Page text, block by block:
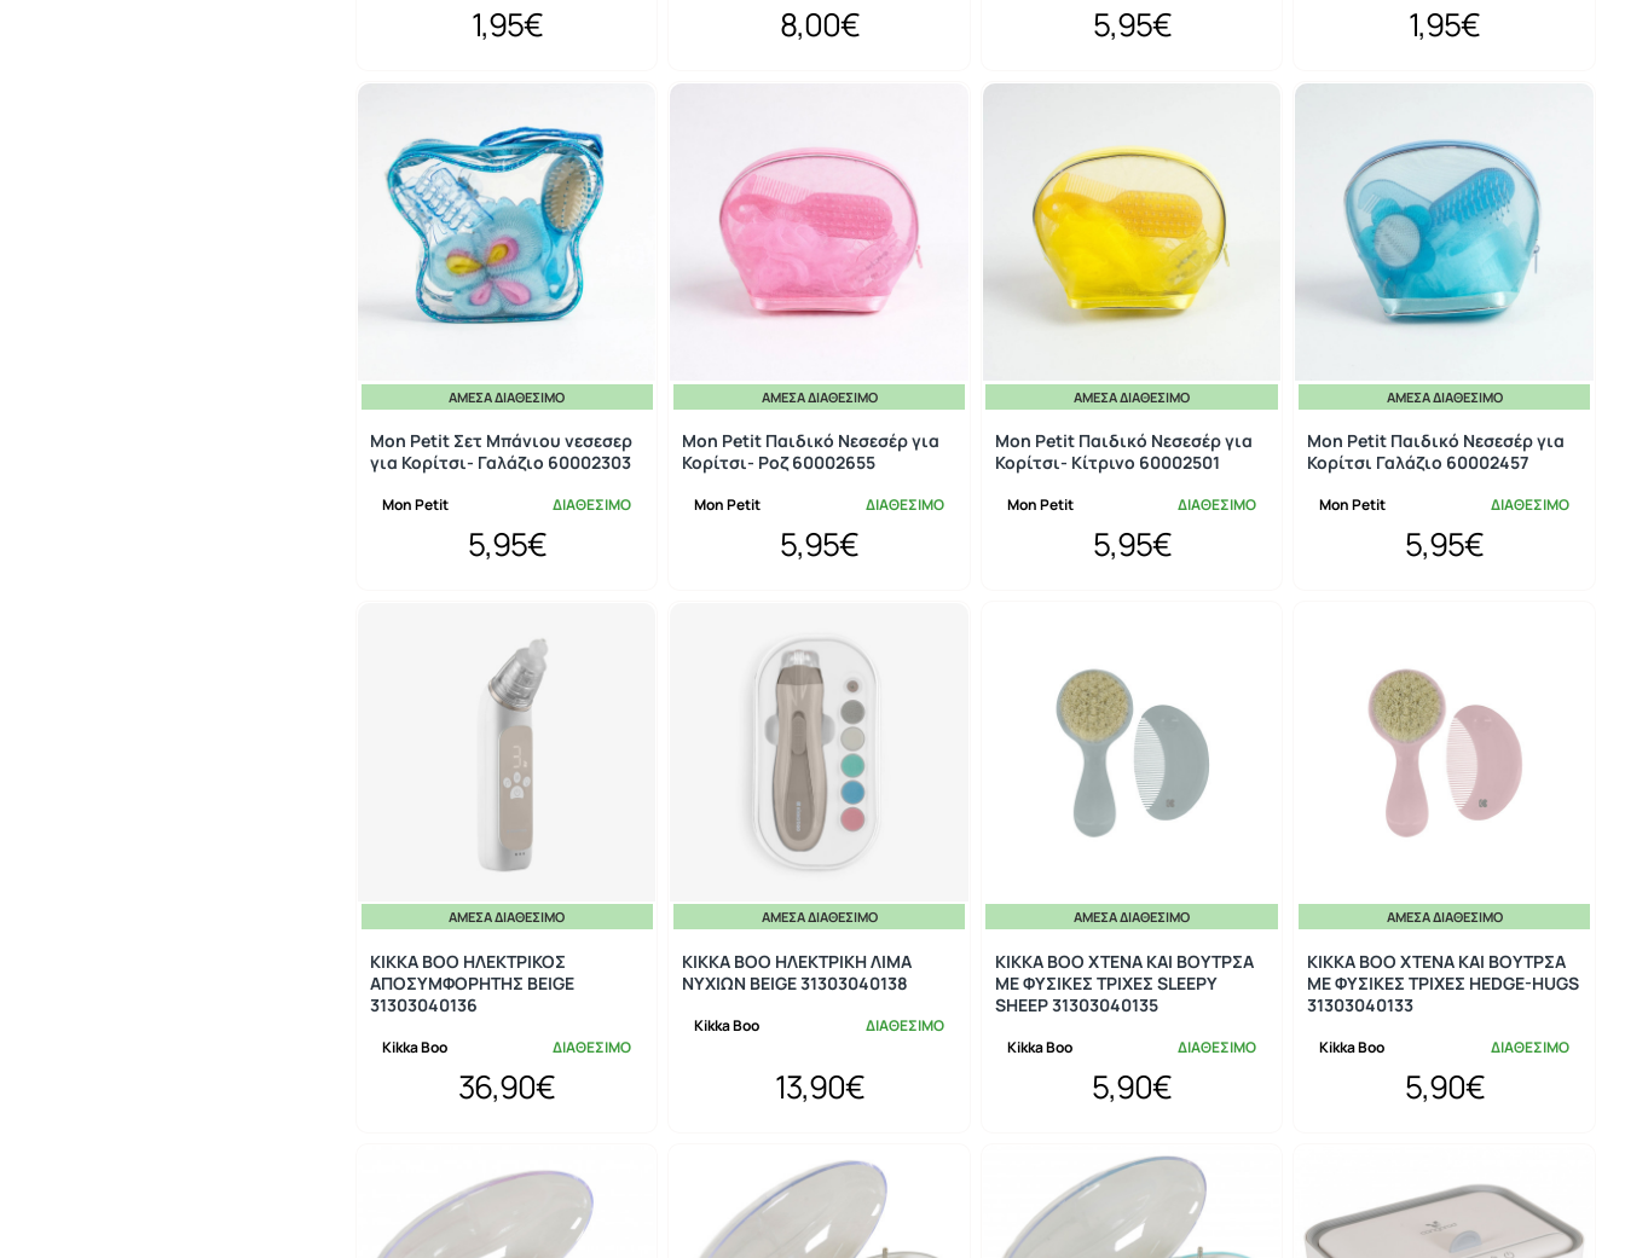
1,95€ 8,00€ 5,95€ 1,95€
ΆΜΕΣΑ ΔΙΑΘΈΣΙΜΟ
Mon Petit ΔΙΑΘΕΣΙΜΟ
Mon Petit Σετ Μπάνιου νεσεσερ
για Κορίτσι- Γαλάζιο 60002303
5,95€
ΆΜΕΣΑ ΔΙΑΘΈΣΙΜΟ
Mon Petit ΔΙΑΘΕΣΙΜΟ
Mon Petit Παιδικό Νεσεσέρ για
Κορίτσι- Ροζ 60002655
5,95€
ΆΜΕΣΑ ΔΙΑΘΈΣΙΜΟ
Mon Petit ΔΙΑΘΕΣΙΜΟ
Mon Petit Παιδικό Νεσεσέρ για
Κορίτσι- Κίτρινο 60002501
5,95€
ΆΜΕΣΑ ΔΙΑΘΈΣΙΜΟ
Mon Petit ΔΙΑΘΕΣΙΜΟ
Mon Petit Παιδικό Νεσεσέρ για
Κορίτσι Γαλάζιο 60002457
5,95€
ΆΜΕΣΑ ΔΙΑΘΈΣΙΜΟ
Kikka Boo ΔΙΑΘΕΣΙΜΟ
KIKKA BOO ΗΛΕΚΤΡΙΚΟΣ
ΑΠΟΣΥΜΦΟΡΗΤΗΣ BEIGE
31303040136
36,90€
ΆΜΕΣΑ ΔΙΑΘΈΣΙΜΟ
Kikka Boo ΔΙΑΘΕΣΙΜΟ
KIKKA BOO ΗΛΕΚΤΡΙΚΗ ΛΙΜΑ
ΝΥΧΙΩΝ BEIGE 31303040138
13,90€
ΆΜΕΣΑ ΔΙΑΘΈΣΙΜΟ
Kikka Boo ΔΙΑΘΕΣΙΜΟ
KIKKA BOO ΧΤΕΝΑ ΚΑΙ ΒΟΥΤΡΣΑ
ΜΕ ΦΥΣΙΚΕΣ ΤΡΙΧΕΣ SLEEPY
SHEEP 31303040135
5,90€
ΆΜΕΣΑ ΔΙΑΘΈΣΙΜΟ
Kikka Boo ΔΙΑΘΕΣΙΜΟ
KIKKA BOO ΧΤΕΝΑ ΚΑΙ ΒΟΥΤΡΣΑ
ΜΕ ΦΥΣΙΚΕΣ ΤΡΙΧΕΣ HEDGE-HUGS
31303040133
5,90€